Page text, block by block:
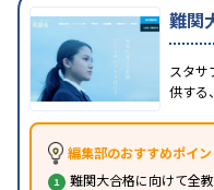
難関
スタ
供する
編集部のおすすめポイン
難関大合格に向けて全